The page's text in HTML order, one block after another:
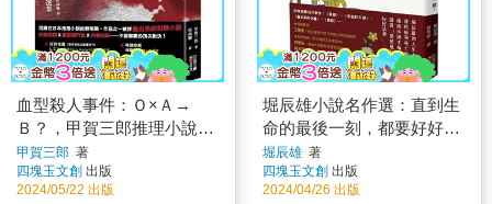
血型殺人事件：Ｏ×Ａ→
Ｂ？，甲賀三郎推理小說選
集
甲賀三郎 著
四塊玉文創 出版
2024/05/22 出版
堀辰雄小說名作選：直到生
命的最後一刻，都要好好活
著
堀辰雄 著
四塊玉文創 出版
2024/04/26 出版